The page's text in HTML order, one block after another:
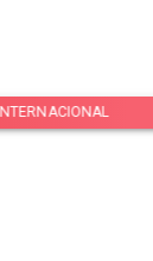
INTERNACIONAL